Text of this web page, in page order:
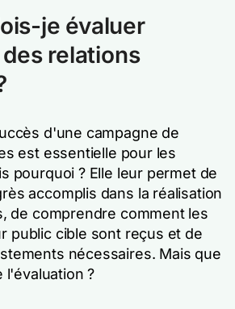
je évaluer
relations
d'une campagne de
est essentielle pour les
pourquoi ? Elle leur permet de
accomplis dans la réalisation
de comprendre comment les
public cible sont reçus et de
nécessaires. Mais que
l'évaluation ?